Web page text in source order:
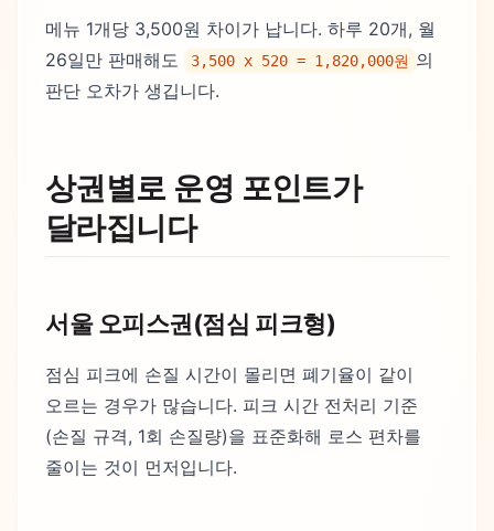
메뉴 1개당 3,500원 차이가 납니다. 하루 20개, 월
26일만 판매해도
3,500 x 520 = 1,820,000원 의
판단 오차가 생깁니다.
상권별로 운영 포인트가
달라집니다
서울 오피스권(점심 피크형)
점심 피크에 손질 시간이 몰리면 폐기율이 같이
오르는 경우가 많습니다. 피크 시간 전처리 기준
(손질 규격, 1회 손질량)을 표준화해 로스 편차를
줄이는 것이 먼저입니다.